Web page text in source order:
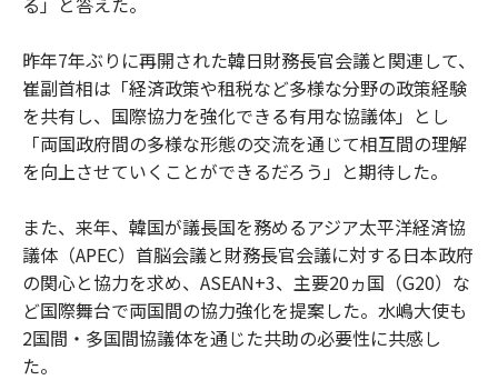
昨年7年ぶりに再開された韓日財務長官会議と関連して、
崔副首相は「経済政策や租税など多様な分野の政策経験
を共有し、国際協力を強化できる有用な協議体」とし
「両国政府間の多様な形態の交流を通じて相互間の理解
を向上させていくことができるだろう」と期待した。
また、来年、韓国が議長国を務めるアジア太平洋経済協
議体（APEC）首脳会議と財務長官会議に対する日本政府
の関心と協力を求め、ASEAN+3、主要20ヵ国（G20）な
ど国際舞台で両国間の協力強化を提案した。水嶋大使も
2国間・多国間協議体を通じた共助の必要性に共感し
た。